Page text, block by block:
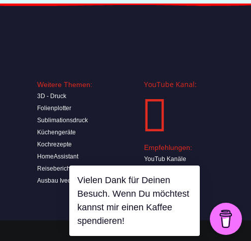
Weitere Themen:
3D - Druck
Folienplotter
Sublimationsdruck
Küchengeräte
Kochrezepte
HomeAssistant
Reiseberichte
Ausbau Iveco Daily
YouTube Kanal:

Empfehlungen:
YouTub Kanäle
Vielen Dank für Deinen
Besuch. Wenn Du möchtest
kannst mir einen Kaffee
spendieren!